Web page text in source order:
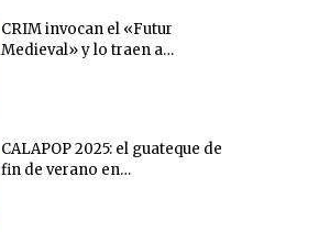
CRIM invocan el «Futur
Medieval» y lo traen a…
CALAPOP 2025: el guateque de
fin de verano en…